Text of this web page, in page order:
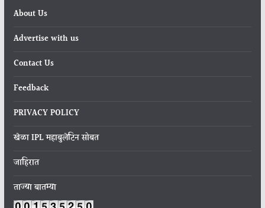
About Us
Advertise with us
Contact Us
Feedback
PRIVACY POLICY
खेळा IPL महाबुलेटिन सोबत
जाहिरात
ताज्या बातम्या